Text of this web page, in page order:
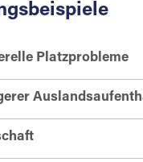
Platzprobleme